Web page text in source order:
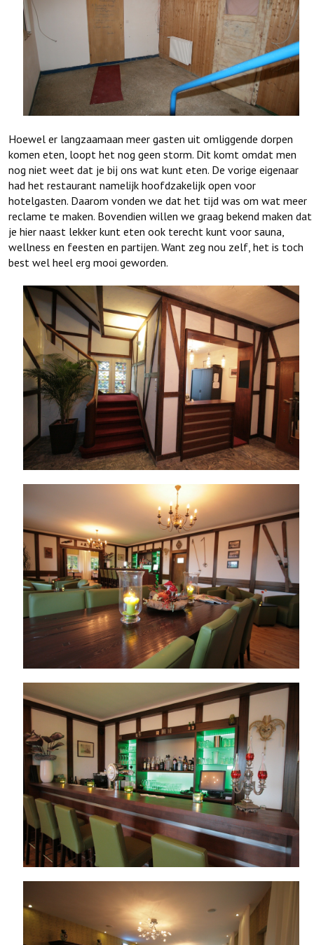
Hoewel er langzaamaan meer gasten uit omliggende dorpen
komen eten, loopt het nog geen storm. Dit komt omdat men
nog niet weet dat je bij ons wat kunt eten. De vorige eigenaar
had het restaurant namelijk hoofdzakelijk open voor
hotelgasten. Daarom vonden we dat het tijd was om wat meer
reclame te maken. Bovendien willen we graag bekend maken dat
je hier naast lekker kunt eten ook terecht kunt voor sauna,
wellness en feesten en partijen. Want zeg nou zelf, het is toch
best wel heel erg mooi geworden.